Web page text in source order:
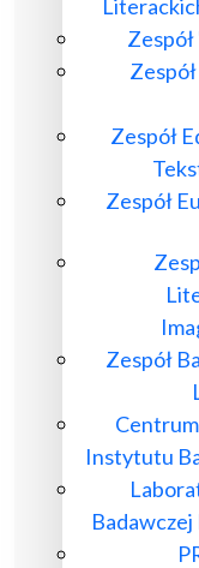
Zespół
Zespół
Zespół
Instytutu